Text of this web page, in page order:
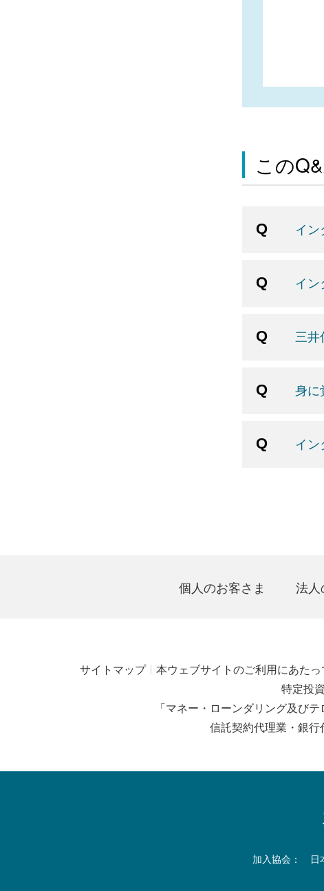
この
イ
イ
三
身に
イ
個人のお客さま 法人
サイトマップ 本ウェブサイトのご利用にあたっ
特定投
「マネー・ローンダリング及び
信託契約代理業・銀
加入協会： 日